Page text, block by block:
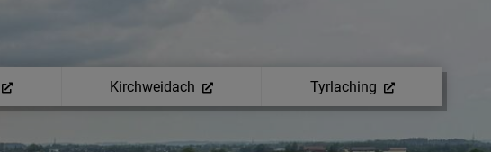
Kirchweidach Tyrlaching